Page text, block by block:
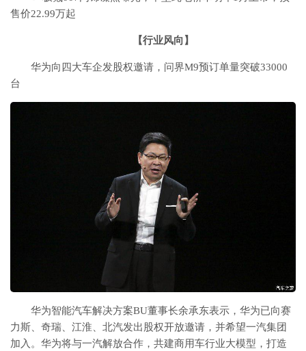
售价22.99万起
【行业风向】
华为向四大车企发股权邀请，问界M9预订单量突破33000
台
华为智能汽车解决方案BU董事长余承东表示，华为已向赛
力斯、奇瑞、江淮、北汽发出股权开放邀请，并希望一汽集团
加入。华为将与一汽解放合作，共建商用车行业大模型，打造